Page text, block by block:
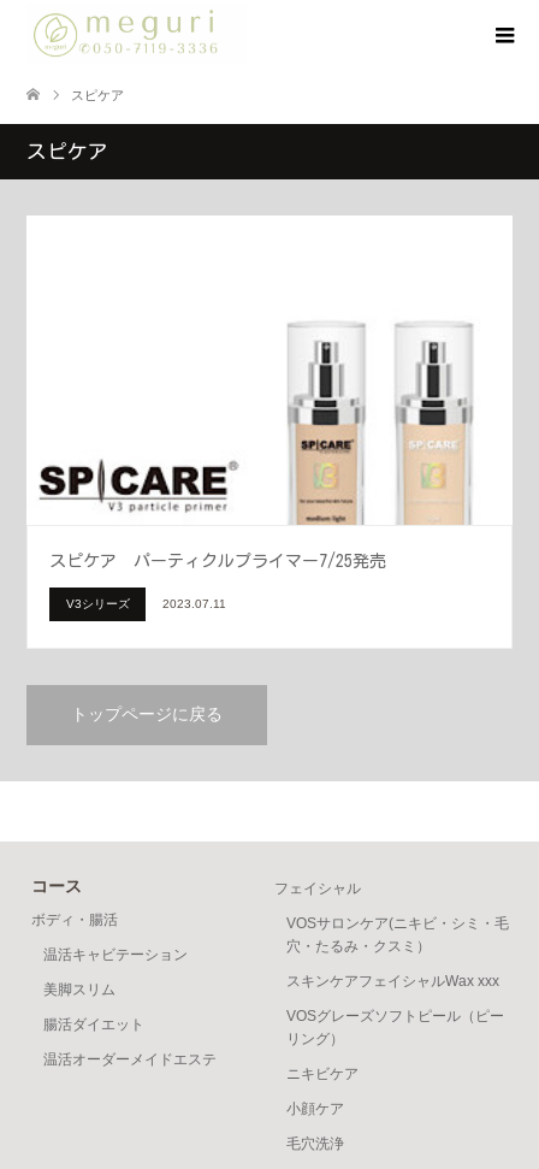
スピケア
スピケア
スピケア パーティクルプライマー7/25発売
V3シリーズ 2023.07.11
トップページに戻る
コース
ボディ・腸活
温活キャビテーション
美脚スリム
腸活ダイエット
温活オーダーメイドエステ
フェイシャル
VOSサロンケア(ニキビ・シミ・毛
穴・たるみ・クスミ）
スキンケアフェイシャルWax xxx
VOSグレーズソフトピール（ピー
リング）
ニキビケア
小顔ケア
毛穴洗浄